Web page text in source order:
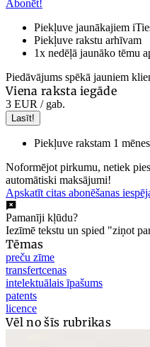
Abonēt!
Piekļuve jaunākajiem
Piekļuve rakstu arhīvam
1x nedēļā jaunāko tēmu
Piedāvājums spēkā jauniem
Viena raksta iegāde
3 EUR / gab.
Lasīt!
Piekļuve rakstam 1
Noformējot pirkumu, netiek
automātiski maksājumi!
Apskatīt citas abonēšanas
Pamanīji kļūdu?
Iezīmē tekstu un spied "ziņot
Tēmas
preču zīme
transfertcenas
intelektuālais īpašums
patents
licence
Vēl no šīs rubrikas